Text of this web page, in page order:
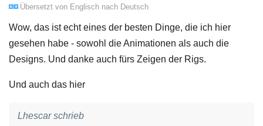
Übersetzt von Englisch nach Deutsch
Wow, das ist echt eines der besten Dinge, die ich hier
gesehen habe - sowohl die Animationen als auch die
Designs. Und danke auch fürs Zeigen der Rigs.
Und auch das hier
Lhescar schrieb